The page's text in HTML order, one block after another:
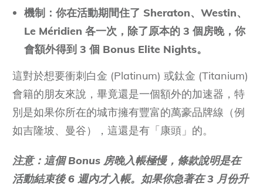
機制：你在活動期間住了 Sheraton、Westin、
Le Méridien 各一次，除了原本的 3 個房晚，你
會額外得到 3 個 Bonus Elite Nights。
這對於想要衝刺白金 (Platinum) 或鈦金 (Titanium)
會籍的朋友來說，畢竟還是一個額外的加速器，特
別是如果你所在的城市擁有豐富的萬豪品牌線（例
如吉隆坡、曼谷），這還是有「康頭」的。
注意：這個 Bonus 房晚入帳極慢，條款說明是在
活動結束後 6 週內才入帳。如果你急著在 3 月份升